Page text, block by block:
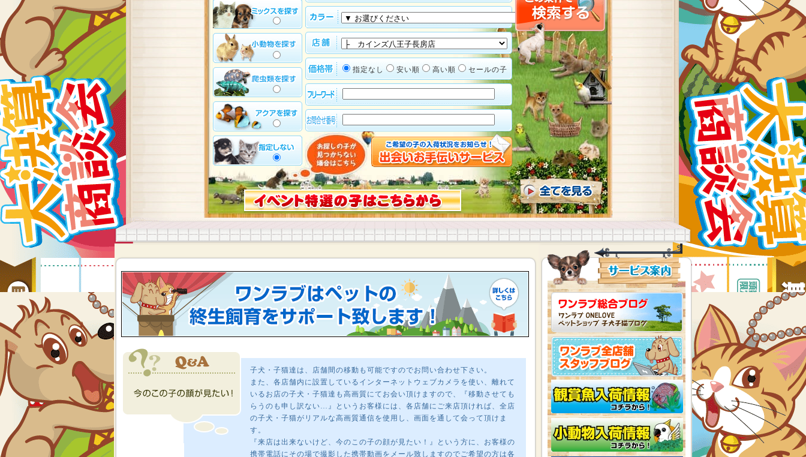
指定なし 安い順 高い順 セールの子
子犬・子猫達は、店舗間の移動も可能ですのでお問い合わせ下さい。
また、各店舗内に設置しているインターネットウェブカメラを使い、離れて
いるお店の子犬・子猫達も高画質にてお会い頂けますので、『移動させても
らうのも申し訳ない…』というお客様には、各店舗にご来店頂ければ、全店
の子犬・子猫がリアルな高画質通信を使用し、画面を通して会って頂けま
す。
『来店は出来ないけど、今のこの子の顔が見たい！』という方に、お客様の
携帯電話にその場で撮影した携帯動画をメール致しますのでご希望の方は各